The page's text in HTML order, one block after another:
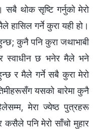
थोक सृष्टि गर्नुको मेरो
हासिल गर्ने कुरा यही हो।
कुनै पनि कुरा जथाभाबी
स्वाधीन छ भनेर मैले भने
र मैले गर्ने सबै कुरा मेरो
यसको बारेमा कुनै
मेरा ज्येष्ठ पुत्रहरू
पनि मेरो साँचो मुहार